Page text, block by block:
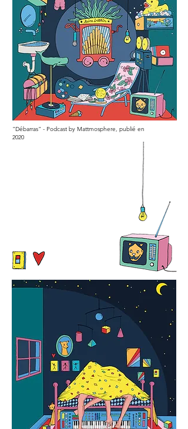
"Débarras" - Podcast by Mattmosphere, publié en
2020